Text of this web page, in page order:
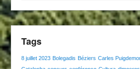
Tags
8 juillet 2023 Bolegadis Béziers Carles